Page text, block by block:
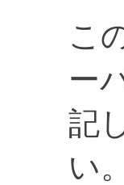
こ
ー
記
い。